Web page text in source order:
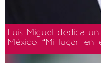
Luis Miguel dedica
México: “Mi lugar en